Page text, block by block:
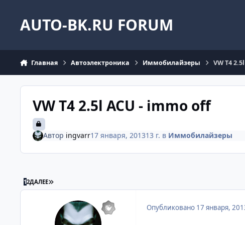
AUTO-BK.RU FORUM
Главная Автоэлектроника Иммобилайзеры VW T4
VW T4 2.5l ACU - immo off
Автор ingvarr17 января, 201313 г. в Иммобилайзеры
12ДАЛЕЕ ПОСЛЕДНЯЯ СТРАНИЦА
Опубликовано 17 января,